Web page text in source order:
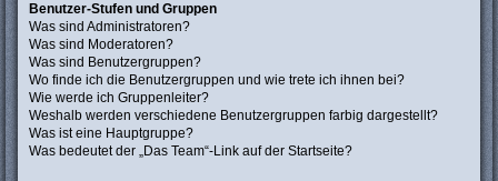
Benutzer-Stufen und Gruppen
Was sind Administratoren?
Was sind Moderatoren?
Was sind Benutzergruppen?
Wo finde ich die Benutzergruppen und wie trete ich ihnen bei?
Wie werde ich Gruppenleiter?
Weshalb werden verschiedene Benutzergruppen farbig dargestellt?
Was ist eine Hauptgruppe?
Was bedeutet der „Das Team“-Link auf der Startseite?